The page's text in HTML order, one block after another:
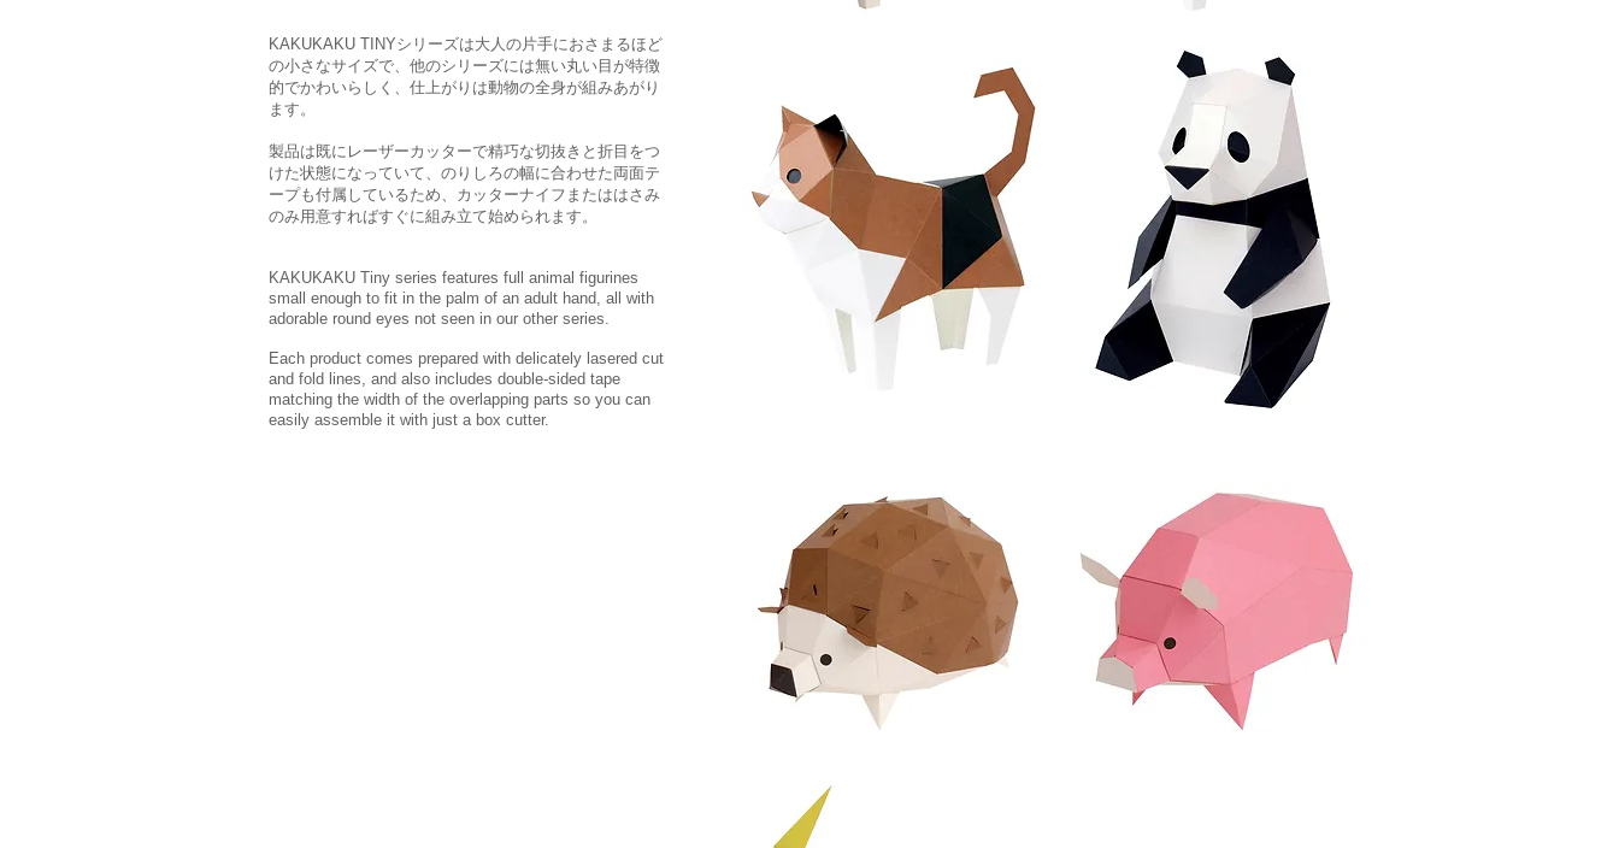
KAKUKAKU TINYシリーズは大人の片手におさまるほど
の小さなサイズで、他のシリーズには無い丸い目が特徴
的でかわいらしく、仕上がりは動物の全身が組みあがり
ます。
製品は既にレーザーカッターで精巧な切抜きと折目をつ
けた状態になっていて、のりしろの幅に合わせた両面テ
ープも付属しているため、カッターナイフまたははさみ
のみ用意すればすぐに組み立て始められます。
KAKUKAKU Tiny series features full animal figurines
small enough to fit in the palm of an adult hand, all with
adorable round eyes not seen in our other series.
Each product comes prepared with delicately lasered cut
and fold lines, and also includes double-sided tape
matching the width of the overlapping parts so you can
easily assemble it with just a box cutter.